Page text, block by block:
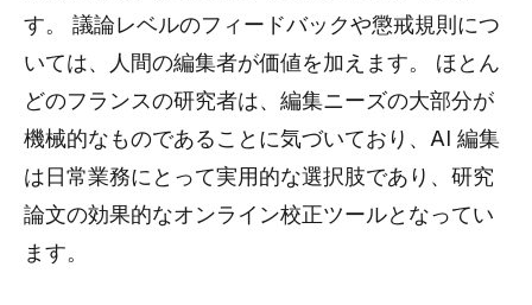
す。 議論レベルのフィードバックや懲戒規則につ
いては、人間の編集者が価値を加えます。 ほとん
どのフランスの研究者は、編集ニーズの大部分が
機械的なものであることに気づいており、AI 編集
は日常業務にとって実用的な選択肢であり、研究
論文の効果的なオンライン校正ツールとなってい
ます。